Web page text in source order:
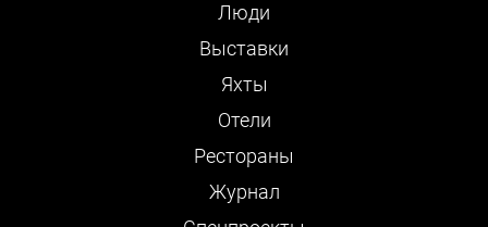
Люди
Выставки
Яхты
Отели
Рестораны
Журнал